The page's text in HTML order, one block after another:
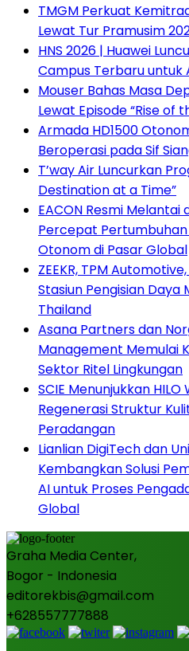
TMGM Perkuat
Lewat Tur Pramusim
HNS 2026 | Huawei
Campus Terbaru untuk
Mouser Bahas Masa
Lewat Episode “Rise of
Armada HD1500
Beroperasi pada Sif
T’way Air Luncurkan
Destination at a Time”
EACON Resmi Melantai
Percepat
Otonom di Pasar Global
ZEEKR, TPM
Stasiun Pengisian
Thailand
Asana Partners dan
Management Memulai
Sektor Ritel Lingkungan
SCIE Menunjukkan HILO
Regenerasi Struktur
Peradangan
Lianlian DigiTech dan
Kembangkan Solusi
AI untuk Proses
Global
Graha Media Center,
Bogor - Indonesia
editorekbis@gmail.com
+628557777888